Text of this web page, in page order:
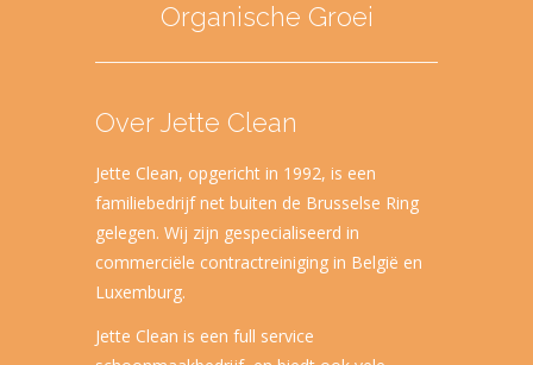
Organische Groei
Over Jette Clean
Jette Clean, opgericht in 1992, is een
familiebedrijf net buiten de Brusselse Ring
gelegen. Wij zijn gespecialiseerd in
commerciële contractreiniging in België en
Luxemburg.
Jette Clean is een full service